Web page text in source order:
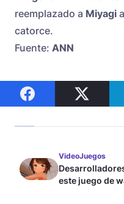
reemplazado a Miyagi
catorce.
Fuente: ANN
VideoJuegos
este juego de